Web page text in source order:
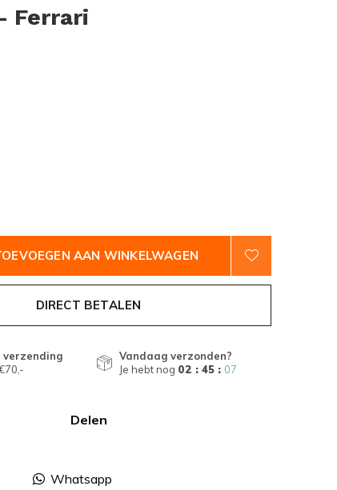
Ferrari
AAN WINKELWAGEN
DIRECT BETALEN
verzending
Vandaag verzonden?
Je hebt nog 02 : 45 : 06
Delen
Whatsapp